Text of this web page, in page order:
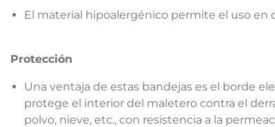
El material hipoalergénico permite el uso en
Protección
Una ventaja de estas bandejas es el borde
protege el interior del maletero contra el
polvo, nieve, etc., con resistencia a la